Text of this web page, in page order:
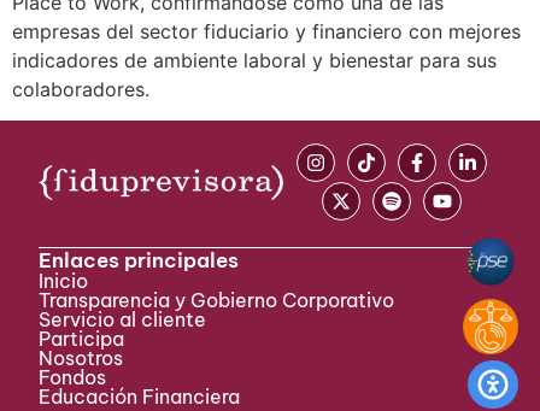
empresas del sector fiduciario y financiero con mejores
indicadores de ambiente laboral y bienestar para sus
colaboradores.
Enlaces principales
Inicio
Transparencia y Gobierno Corporativo
Servicio al cliente
Participa ​
Nosotros
Fondos
Educación Financiera